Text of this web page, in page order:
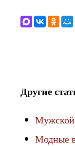
Другие
Мужской
Модные